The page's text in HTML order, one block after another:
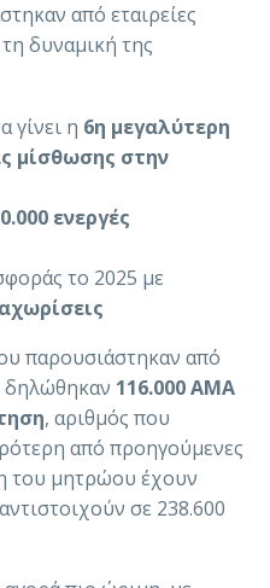
από εταιρείες
δυναμική της
γίνει η 6η μεγαλύτερη
μίσθωσης στην
ενεργές
το 2025 με
παρουσιάστηκαν από
δηλώθηκαν 116.000 ΑΜΑ
, αριθμός που
από προηγούμενες
του μητρώου έχουν
σε 238.600